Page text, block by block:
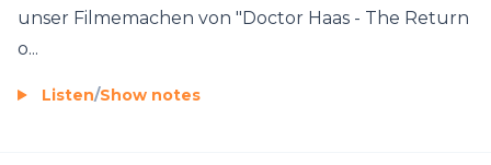
unser Filmemachen von "Doctor Haas - The Return
o...
Listen/Show notes